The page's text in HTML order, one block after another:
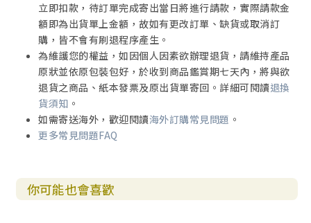
立即扣款，待訂單完成寄出當日將進行請款，實際請款金
額即為出貨單上金額，故如有更改訂單、缺貨或取消訂
購，皆不會有刷退程序產生。
為維護您的權益，如因個人因素欲辦理退貨，請維持產品
原狀並依原包裝包好，於收到商品鑑賞期七天內，將與欲
退貨之商品、紙本發票及原出貨單寄回。詳細可閱讀退換
貨須知 。
如需寄送海外，歡迎閱讀海外訂購常見問題 。
更多常見問題FAQ
你可能也會喜歡